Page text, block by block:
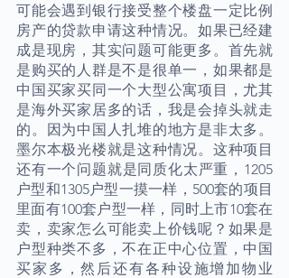
可能会遇到银行接受整个楼盘一定比例
房产的贷款申请这种情况。如果已经建
成是现房，其实问题可能更多。首先就
是购买的人群是不是很单一，如果都是
中国买家买同一个大型公寓项目，尤其
是海外买家居多的话，我是会掉头就走
的。因为中国人扎堆的地方是非太多。
墨尔本极光楼就是这种情况。这种项目
还有一个问题就是同质化太严重，1205
户型和1305户型一摸一样，500套的项目
里面有100套户型一样，同时上市10套在
卖，卖家怎么可能卖上价钱呢？如果是
户型种类不多，不在正中心位置，中国
买家多，然后还有各种设施增加物业